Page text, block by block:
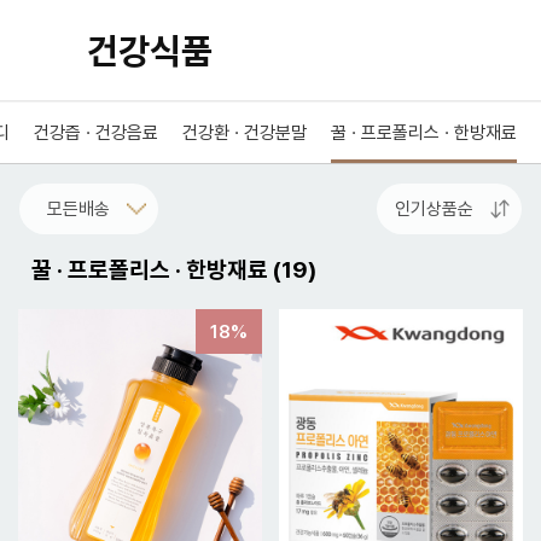
건강식품
건강즙 · 건강음료 건강환 · 건강분말 꿀 · 프로폴리스 · 한방재료
꿀 · 프로폴리스 · 한방재료 (19)
18%